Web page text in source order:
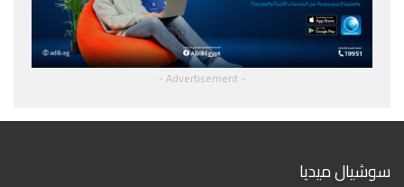
- Advertisement -
سوشيال ميديا